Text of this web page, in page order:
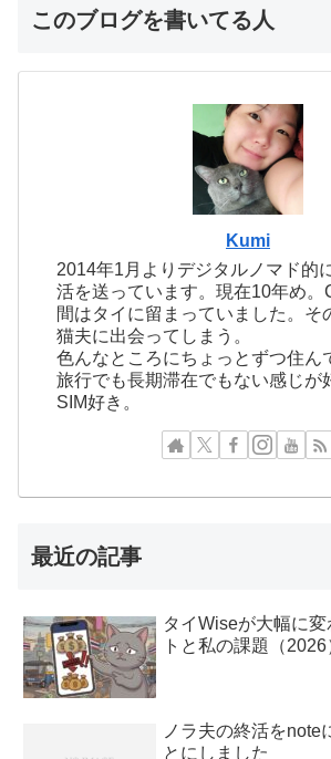
このブログを書いてる人
Kumi
2014年1月よりデジタルノマド的
活を送っています。現在10年め。
間はタイに留まっていました。そ
猫夫に出会ってしまう。
色んなところにちょっとずつ住ん
旅行でも長期滞在でもない感じが
SIM好き。
最近の記事
タイWiseが大幅に
トと私の課題（2026
ノラ夫の終活をnote
とにしました